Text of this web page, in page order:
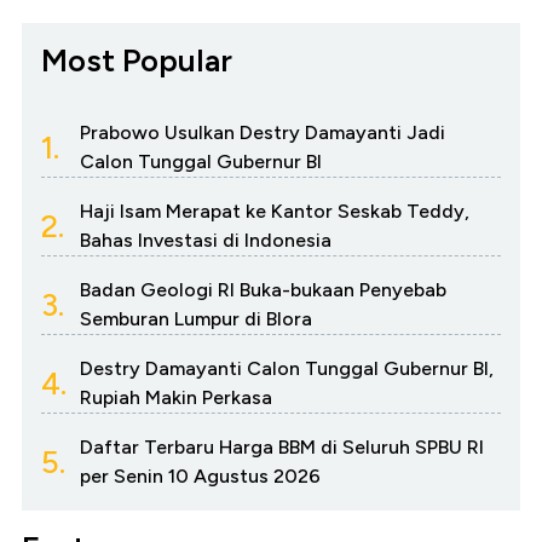
Most Popular
1.
Prabowo Usulkan Destry Damayanti Jadi
Calon Tunggal Gubernur BI
2.
Haji Isam Merapat ke Kantor Seskab Teddy,
Bahas Investasi di Indonesia
3.
Badan Geologi RI Buka-bukaan Penyebab
Semburan Lumpur di Blora
4.
Destry Damayanti Calon Tunggal Gubernur BI,
Rupiah Makin Perkasa
5.
Daftar Terbaru Harga BBM di Seluruh SPBU RI
per Senin 10 Agustus 2026